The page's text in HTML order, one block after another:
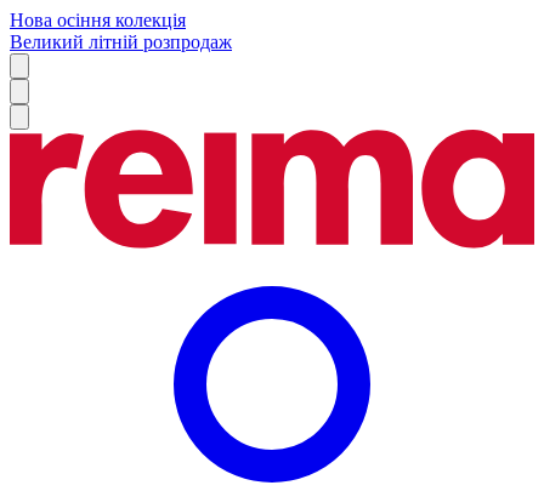
Нова осіння колекція
Великий літній розпродаж